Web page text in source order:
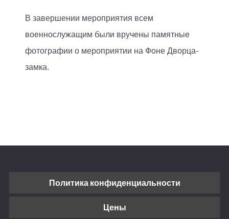
В завершении мероприятия всем
военнослужащим были вручены памятные
фотографии о мероприятии на Фоне Дворца-
замка.
Политика конфиденциальности
Цены